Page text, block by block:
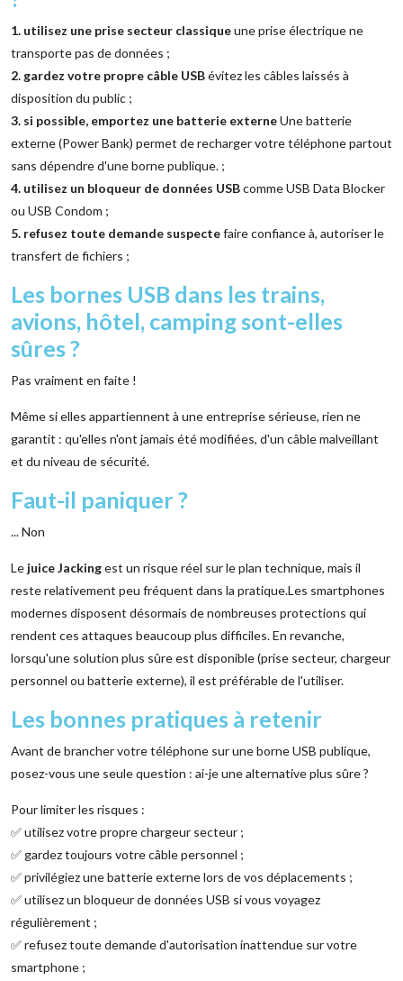
1. utilisez une prise secteur classiqueune prise électrique ne
transporte pas de données ;
2. gardez votre propre câble USBévitez les câbles laissés à
disposition du public ;
3. si possible, emportez une batterie externeUne batterie
externe (Power Bank) permet de recharger votre téléphone partout
sans dépendre d'une borne publique. ;
4. utilisez un bloqueur de données USBcomme USB Data Blocker
ou USB Condom ;
5. refusez toute demande suspectefaire confiance à, autoriser le
transfert de fichiers ;
Les bornes USB dans les trains,
avions, hôtel, camping sont-elles
sûres ?
Pas vraiment en faite !
Même si elles appartiennent à une entreprise sérieuse, rien ne
garantit : qu'elles n'ont jamais été modifiées, d'un câble malveillant
et du niveau de sécurité.
Faut-il paniquer ?
... Non
Le juice Jackingest un risque réel sur le plan technique, mais il
reste relativement peu fréquent dans la pratique.Les smartphones
modernes disposent désormais de nombreuses protections qui
rendent ces attaques beaucoup plus difficiles. En revanche,
lorsqu'une solution plus sûre est disponible (prise secteur, chargeur
personnel ou batterie externe), il est préférable de l'utiliser.
Les bonnes pratiques à retenir
Avant de brancher votre téléphone sur une borne USB publique,
posez-vous une seule question : ai-je une alternative plus sûre ?
Pour limiter les risques :
✅ utilisez votre propre chargeur secteur ;
✅ gardez toujours votre câble personnel ;
✅ privilégiez une batterie externe lors de vos déplacements ;
✅ utilisez un bloqueur de données USB si vous voyagez
régulièrement ;
✅ refusez toute demande d'autorisation inattendue sur votre
smartphone ;